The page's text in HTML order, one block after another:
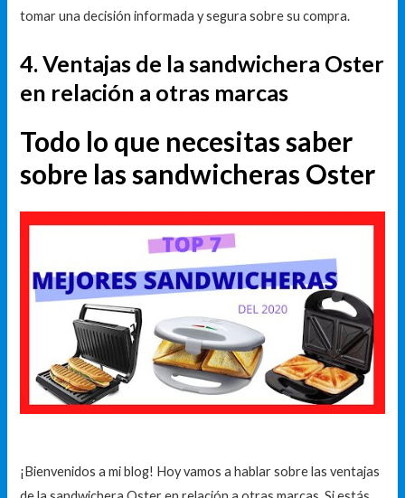
tomar una decisión informada y segura sobre su compra.
4. Ventajas de la sandwichera Oster
en relación a otras marcas
Todo lo que necesitas saber
sobre las sandwicheras Oster
¡Bienvenidos a mi blog! Hoy vamos a hablar sobre las ventajas